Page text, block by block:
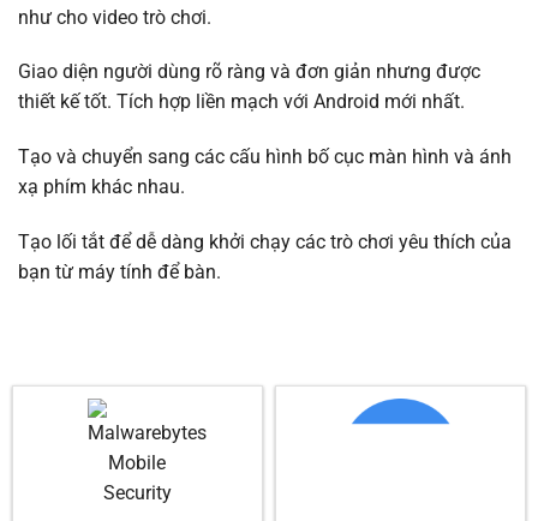
như cho video trò chơi.
Giao diện người dùng rõ ràng và đơn giản nhưng được
thiết kế tốt. Tích hợp liền mạch với Android mới nhất.
Tạo và chuyển sang các cấu hình bố cục màn hình và ánh
xạ phím khác nhau.
Tạo lối tắt để dễ dàng khởi chạy các trò chơi yêu thích của
bạn từ máy tính để bàn.